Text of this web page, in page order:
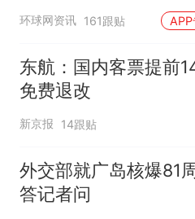
环球网资讯 161跟贴
东航：国内客票提前
免费退改
新京报 14跟贴
外交部就广岛核爆81
答记者问